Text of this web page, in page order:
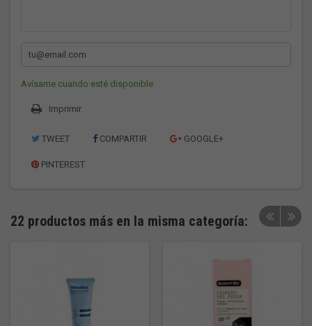
Avísame cuando esté disponible
Imprimir
TWEET COMPARTIR GOOGLE+
PINTEREST
22 productos más en la misma categoría: